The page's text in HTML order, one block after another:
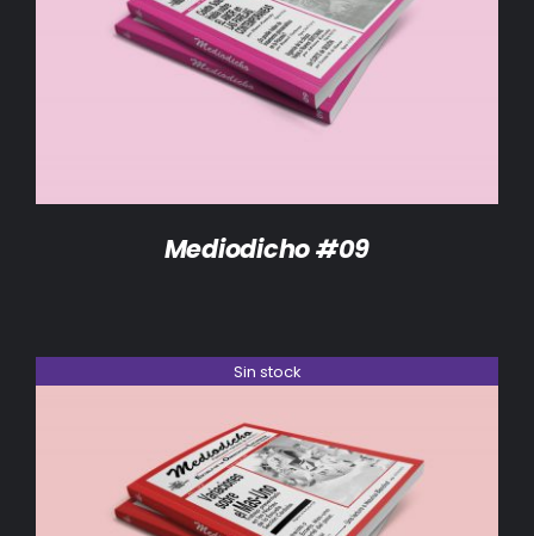
DETALLES
Mediodicho #09
Sin stock
DETALLES